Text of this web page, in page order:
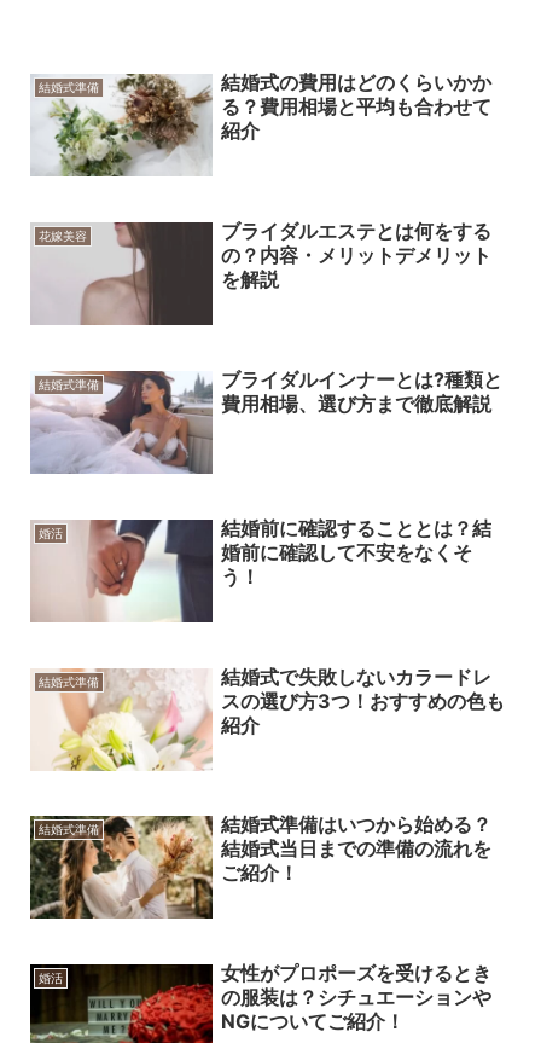
結婚式準備
結婚式の費用はどのくらいかか
る？費用相場と平均も合わせて
紹介
花嫁美容
ブライダルエステとは何をする
の？内容・メリットデメリット
を解説
結婚式準備
ブライダルインナーとは?種類と
費用相場、選び方まで徹底解説
婚活
結婚前に確認することとは？結
婚前に確認して不安をなくそ
う！
結婚式準備
結婚式で失敗しないカラードレ
スの選び方3つ！おすすめの色も
紹介
結婚式準備
結婚式準備はいつから始める？
結婚式当日までの準備の流れを
ご紹介！
婚活
女性がプロポーズを受けるとき
の服装は？シチュエーションや
NGについてご紹介！